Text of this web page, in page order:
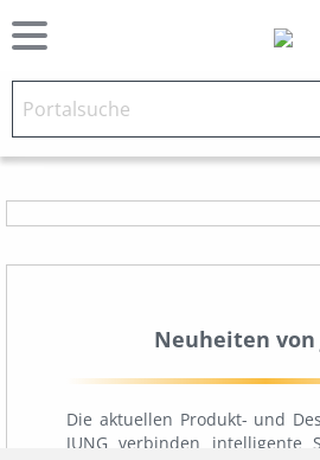
Neuheiten von
Die aktuellen Produkt- und
JUNG verbinden intelligente